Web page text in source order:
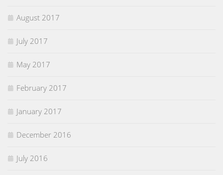
August 2017
July 2017
May 2017
February 2017
January 2017
December 2016
July 2016